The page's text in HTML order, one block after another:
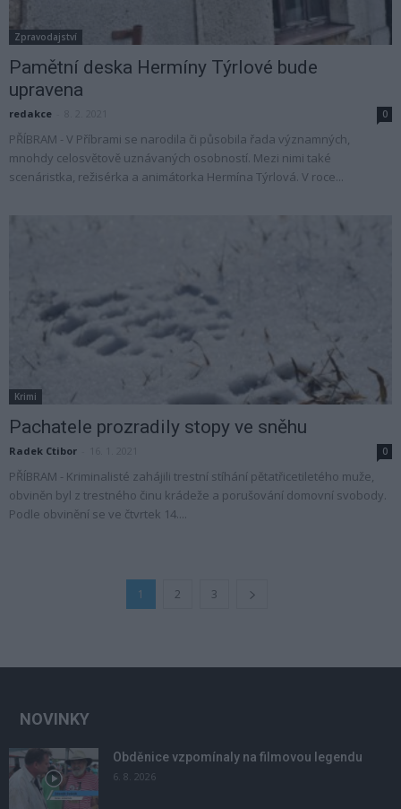
Zpravodajství
Pamětní deska Hermíny Týrlové bude
upravena
redakce 0
PŘÍBRAM - V Příbrami se narodila či působila řada významných,
mnohdy celosvětově uznávaných osobností. Mezi nimi také
scenáristka, režisérka a animátorka Hermína Týrlová. V roce...
Krimi
Pachatele prozradily stopy ve sněhu
Radek Ctibor 0
PŘÍBRAM - Kriminalisté zahájili trestní stíhání pětatřicetiletého muže,
obviněn byl z trestného činu krádeže a porušování domovní svobody.
Podle obvinění se ve čtvrtek 14....
1 2 3
NOVINKY
Obděnice vzpomínaly na filmovou legendu
6. 8. 2026